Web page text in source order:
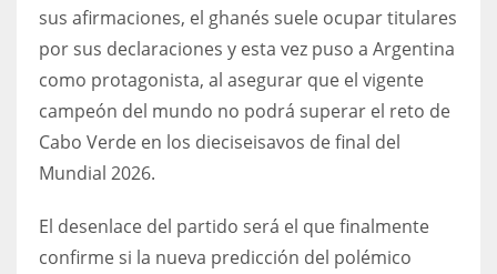
sus afirmaciones, el ghanés suele ocupar titulares
por sus declaraciones y esta vez puso a Argentina
como protagonista, al asegurar que el vigente
campeón del mundo no podrá superar el reto de
Cabo Verde en los dieciseisavos de final del
Mundial 2026.
El desenlace del partido será el que finalmente
confirme si la nueva predicción del polémico